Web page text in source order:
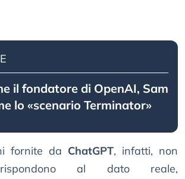
il fondatore di OpenAI, Sam
lo «scenario Terminator»
fornite da ChatGPT, infatti, non
al dato reale,